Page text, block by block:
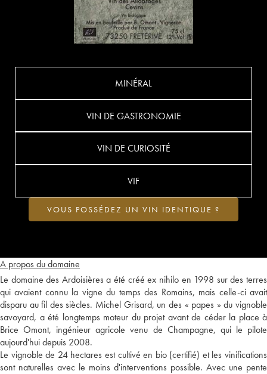
A propos du domaine
Le domaine des Ardoisières a été créé ex nihilo en 1998 sur des terres
qui avaient connu la vigne du temps des Romains, mais celle-ci avait
disparu au fil des siècles. Michel Grisard, un des « papes » du vignoble
savoyard, a été longtemps moteur du projet avant de céder la place à
Brice Omont, ingénieur agricole venu de Champagne, qui le pilote
aujourd'hui depuis 2008.
Le vignoble de 24 hectares est cultivé en bio (certifié) et les vinifications
sont naturelles avec le moins d'interventions possible. Avec une pente
MINÉRAL
VIN DE GASTRONOMIE
VIN DE CURIOSITÉ
VIF
VOUS POSSÉDEZ UN VIN IDENTIQUE ?